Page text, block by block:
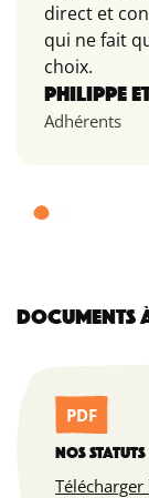
direct et
qui ne fait
choix.
PHILIPPE
Adhérents
DOCUMENTS
PDF
NOS STATUTS